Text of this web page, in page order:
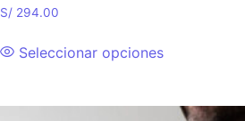
S/ 294.00
Seleccionar opciones